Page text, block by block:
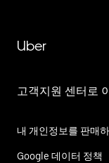
Uber
고객지원 센터로
내 개인정보를 판매
Google 데이터 정책